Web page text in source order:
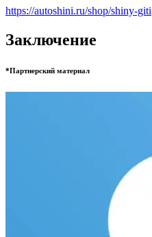
https://autoshini.ru/shop/shiny-giti
Заключение
*Партнерский материал